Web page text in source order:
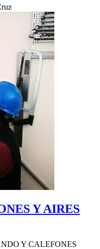
Y AIRES
Y CALEFONES